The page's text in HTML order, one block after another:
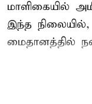
மாளிகையில்
இந்த
மைதானத்தில்